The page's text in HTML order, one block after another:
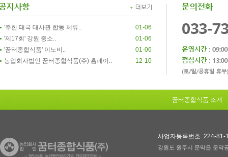
'주한 태국 대사관 합동 체류..
01-06
'제17회' 강원 중소..
01-06
'꿈터종합식품' 이노비..
01-06
농업회사법인 꿈터종합식품(주) 홈페이..
12-10
꿈터종합식품 소개
사업자등록번호: 224-81-
강원도 원주시 문막읍 문막